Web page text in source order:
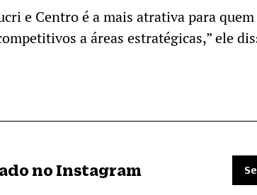
e Centro é a mais atrativa para quem
a áreas estratégicas,” ele
no Instagram